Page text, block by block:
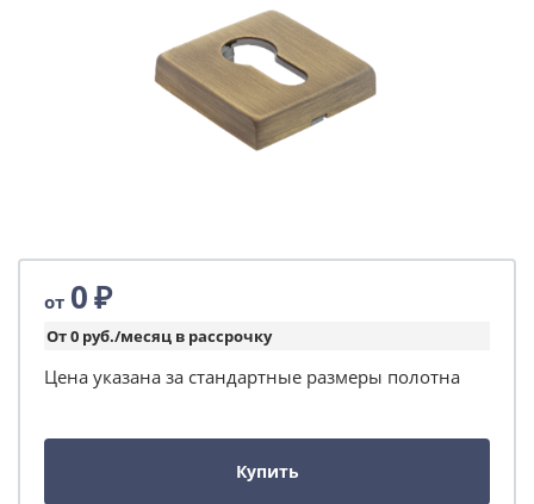
от 0₽
От 0 руб./месяц в рассрочку
Цена указана за стандартные размеры полотна
Купить